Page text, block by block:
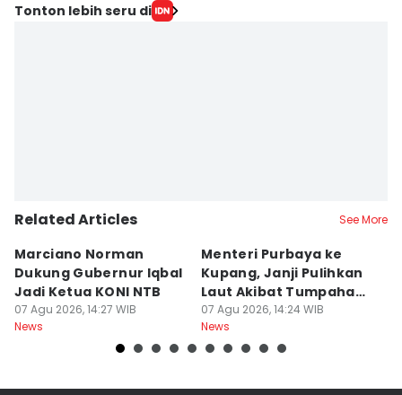
Tonton lebih seru di
Related Articles See More
Marciano Norman
Dukung Gubernur Iqbal
Jadi Ketua KONI NTB
07 Agu 2026, 14:27 WIB
News
Menteri Purbaya ke
Kupang, Janji Pulihkan
Laut Akibat Tumpahan
Minyak Montara
07 Agu 2026, 14:24 WIB
News